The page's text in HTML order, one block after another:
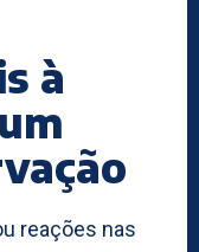
à
reações nas